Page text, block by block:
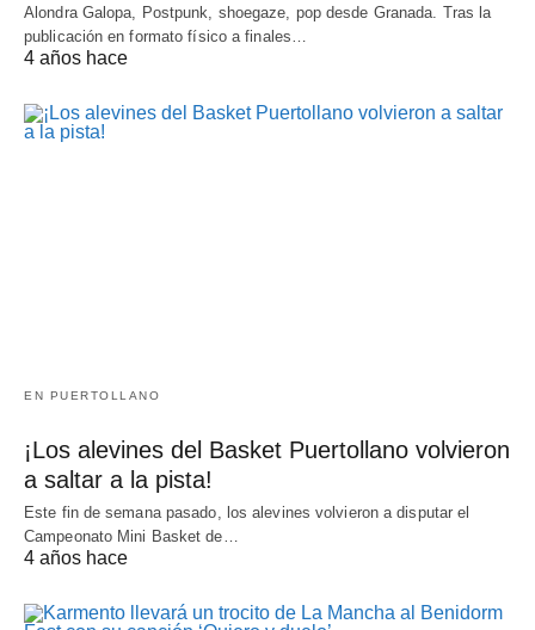
Alondra Galopa, Postpunk, shoegaze, pop desde Granada. Tras la
publicación en formato físico a finales…
4 años hace
EN PUERTOLLANO
¡Los alevines del Basket Puertollano volvieron
a saltar a la pista!
Este fin de semana pasado, los alevines volvieron a disputar el
Campeonato Mini Basket de…
4 años hace